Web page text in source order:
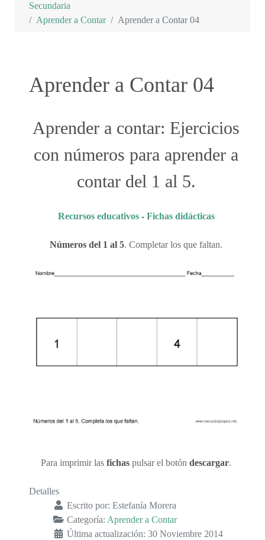
Secundaria
Aprender a Contar
Aprender a Contar 04
Aprender a Contar 04
Aprender a contar: Ejercicios
con números para aprender a
contar del 1 al 5.
Recursos educativos- Fichas didácticas
Números del 1 al 5. Completar los que faltan.
Para imprimir las fichas pulsar el botón descargar.
Detalles
Escrito por: Estefanía Morera
Categoría: Aprender a Contar
Última actualización: 30 Noviembre 2014